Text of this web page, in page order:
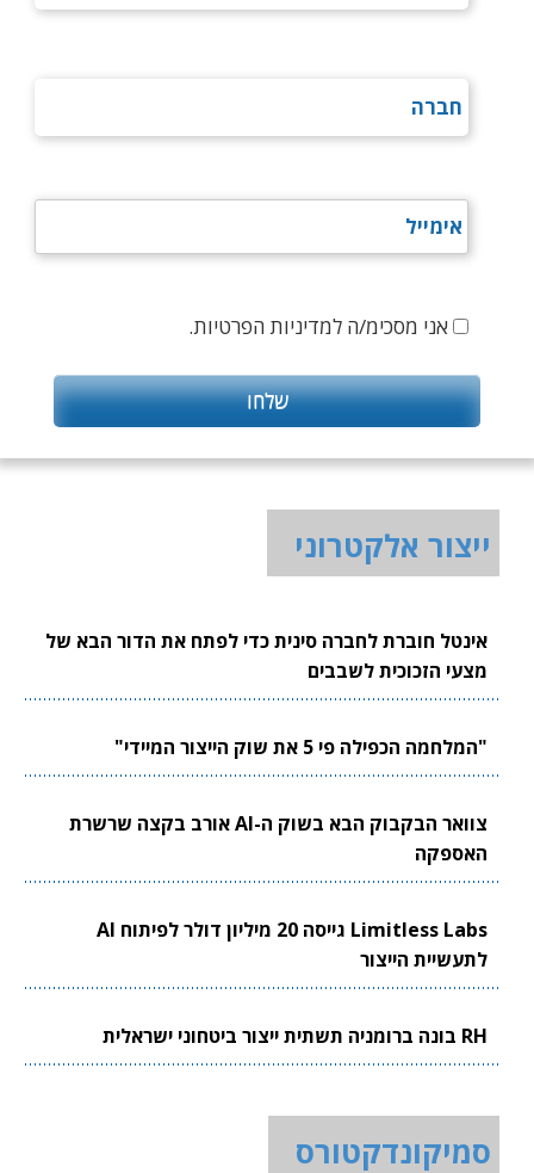
אני מסכימ/ה למדיניות הפרטיות.
ייצור אלקטרוני
אינטל חוברת לחברה סינית כדי לפתח את הדור הבא של
מצעי הזכוכית לשבבים
"המלחמה הכפילה פי 5 את שוק הייצור המיידי"
צוואר הבקבוק הבא בשוק ה-AI אורב בקצה שרשרת
האספקה
Limitless Labs גייסה 20 מיליון דולר לפיתוח AI
לתעשיית הייצור
RH בונה ברומניה תשתית ייצור ביטחוני ישראלית
סמיקונדקטורס